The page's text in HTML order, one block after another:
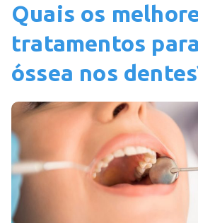
Quais os
tratamentos
óssea nos